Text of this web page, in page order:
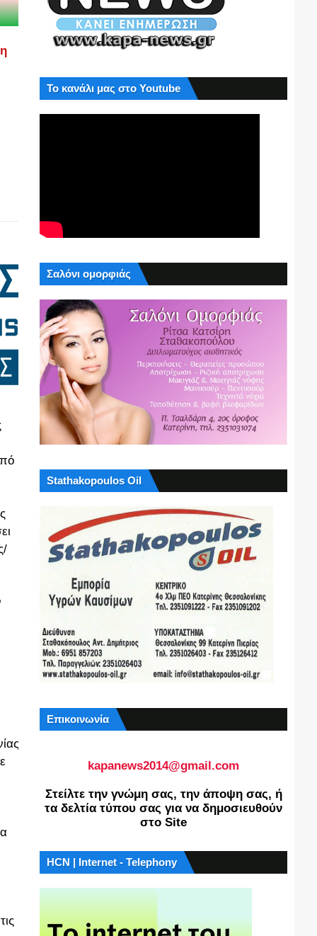
Το κανάλι μας στο Youtube
Σαλόνι ομορφιάς
Stathakopoulos Oil
Επικοινωνία
kapanews2014@gmail.com
Στείλτε την γνώμη σας, την άποψη σας, ή
τα δελτία τύπου σας για να δημοσιευθούν
στο Site
HCN | Internet - Telephony